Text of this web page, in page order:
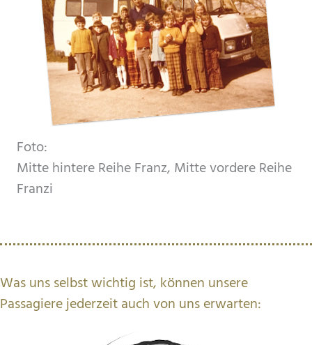
Foto:
Mitte hintere Reihe Franz, Mitte vordere Reihe
Franzi
Was uns selbst wichtig ist, können unsere
Passagiere jederzeit auch von uns erwarten: